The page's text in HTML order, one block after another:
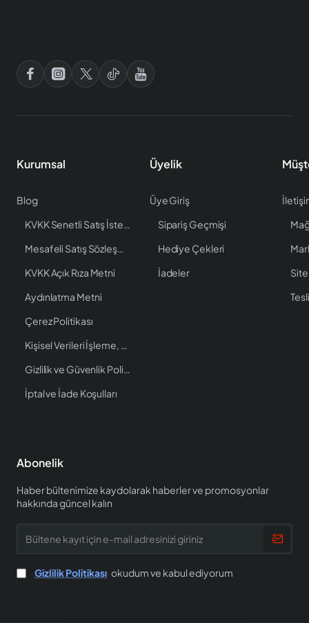
Kurumsal
Blog
KVKK Senetli Satış İstenen Bilgiler
Mesafeli Satış Sözleşmesi
KVKK Açık Rıza Metni
Aydınlatma Metni
Çerez Politikası
Kişisel Verileri İşleme, Saklama ve İmha Politikası
Gizlilik ve Güvenlik Politikası
İptal ve İade Koşulları
Üyelik
Üye Giriş
Sipariş Geçmişi
Hediye Çekleri
İadeler
Site
Abonelik
Haber bültenimize kaydolarak haberler ve promosyonlar
hakkında güncel kalın
kayıt
için
e-
mail
Gizlilik Politikası okudum ve kabul ediyorum